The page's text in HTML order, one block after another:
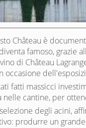
Château è
famoso, grazie
di Château
occasione
fatti massicci
nelle cantine, per
degli acini,
produrre un